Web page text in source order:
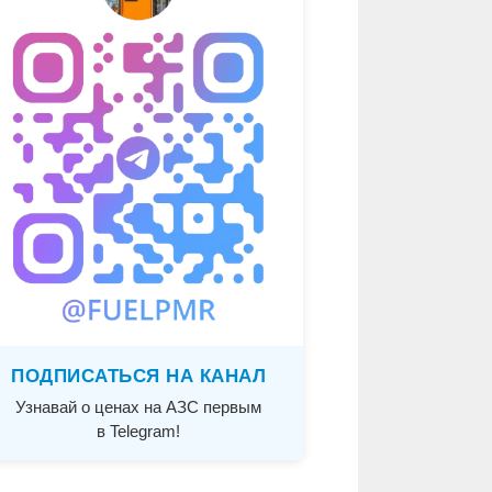
ПОДПИСАТЬСЯ НА КАНАЛ
Узнавай о ценах на АЗС первым
в Telegram!